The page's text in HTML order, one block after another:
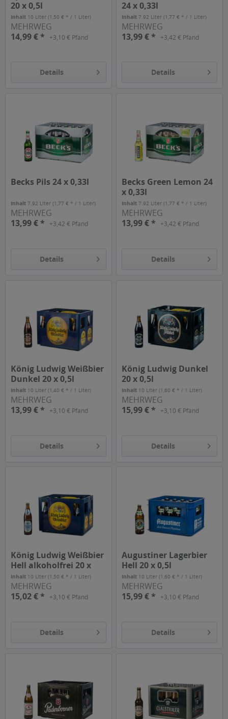
20 x 0,5l
Inhalt 10 Liter(1,50 € * / 1 Liter)
MEHRWEG
14,99 € *
+3,10 € Pfand
Details
24 x 0,33l
Inhalt7.92 Liter(1,77 € * / 1 Liter)
MEHRWEG
13,99 € *
+3,42 € Pfand
Details
Becks Pils 24 x 0,33l
Inhalt7.92 Liter(1,77 € * / 1 Liter)
MEHRWEG
13,99 € *
+3,42 € Pfand
Details
Becks Green Lemon 24
x 0,33l
Inhalt7.92 Liter(1,77 € * / 1 Liter)
MEHRWEG
13,99 € *
+3,42 € Pfand
Details
König Ludwig Weißbier
Dunkel 20 x 0,5l
Inhalt 10 Liter(1,40 € * / 1 Liter)
MEHRWEG
13,99 € *
+3,10 € Pfand
Details
König Ludwig Dunkel
20 x 0,5l
Inhalt 10 Liter(1,60 € * / 1 Liter)
MEHRWEG
15,99 € *
+3,10 € Pfand
Details
König Ludwig Weißbier
Hell alkoholfrei 20 x
0,5l
Inhalt 10 Liter(1,50 € * / 1 Liter)
MEHRWEG
15,02 € *
+3,10 € Pfand
Details
Augustiner Lagerbier
Hell 20 x 0,5l
Inhalt 10 Liter(1,60 € * / 1 Liter)
MEHRWEG
15,99 € *
+3,10 € Pfand
Details